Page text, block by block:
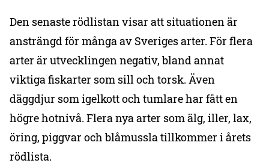
Den senaste rödlistan visar att situationen är
ansträngd för många av Sveriges arter. För flera
arter är utvecklingen negativ, bland annat
viktiga fiskarter som sill och torsk. Även
däggdjur som igelkott och tumlare har fått en
högre hotnivå. Flera nya arter som älg, iller, lax,
öring, piggvar och blåmussla tillkommer i årets
rödlista.